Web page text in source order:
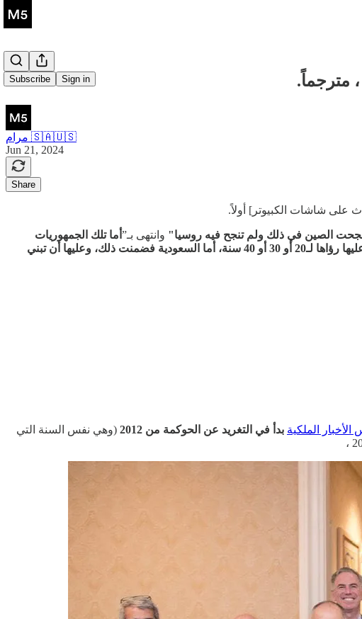
Subscribe Sign in مترجماً.
مرام 🇸🇦🇺🇸
Jun 21, 2024
Share
على شاشات الكبيوتر] أولاً.
الصين في ذلك ولم تنجح فيه روسيا" وانتهى بـ” أما تلك الجمهوريات
العربية البائسة التي تعصرنت شكلاً لا مضموناً فلن تنهض بغير الديموقراطية التي ستوفر لها على الأقل قاعدة الاستقرار، لكي تبني عليها رؤاها لـ20 أو 30 أو 40 سنة، أما السعودية فضمنت ذلك، وعليها أن تبني
الملكية بدأ في التغريد عن الحوكمة من 2012
(وهي نفس السنة التي